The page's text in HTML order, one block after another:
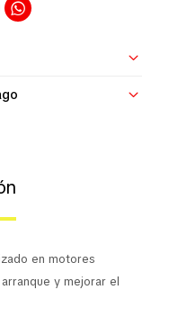

en motores
y mejorar el